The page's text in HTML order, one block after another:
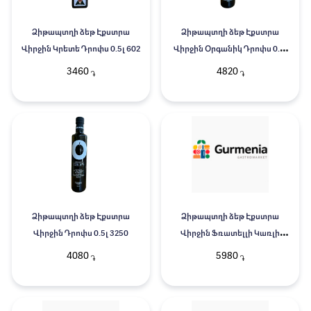
Ձիթապտղի ձեթ Էքստրա
Վիրջին Կրետե Դրոփս 0.5լ 602
3460֏
Ձիթապտղի ձեթ Էքստրա
Վիրջին Օրգանիկ Դրոփս 0.5լ
4801
4820֏
Ձիթապտղի ձեթ Էքստրա
Վիրջին Դրոփս 0.5լ 3250
4080֏
Ձիթապտղի ձեթ Էքստրա
Վիրջին Ֆռատելլի Կառլի
կիտրոնի 0.25լ
5980 ֏